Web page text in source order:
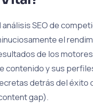
análisis SEO de
el
de los
contenido y sus
detrás del éxito
gap).